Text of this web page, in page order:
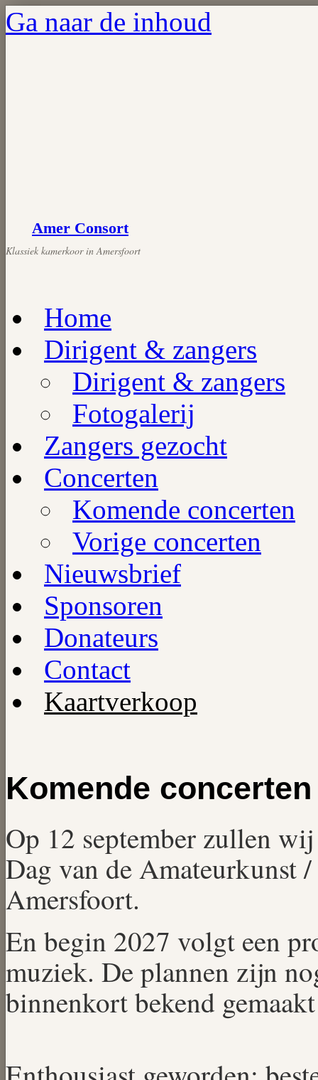
Ga naar de inhoud
Amer Consort
Home
Dirigent & zangers
Dirigent & zangers
Fotogalerij
Zangers gezocht
Concerten
Komende concerten
Vorige concerten
Nieuwsbrief
Sponsoren
Donateurs
Contact
Kaartverkoop
Komende concerten
Op 12 september zullen
Dag van de Amateurkunst
Amersfoort.
En begin 2027 volgt een
muziek. De plannen zijn
binnenkort bekend